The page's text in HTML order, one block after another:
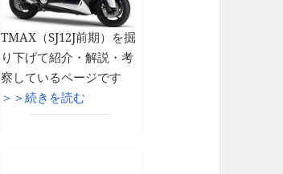
TMAX（SJ12J前期）を掘
り下げて紹介・解説・考
察しているページです
＞＞続きを読む